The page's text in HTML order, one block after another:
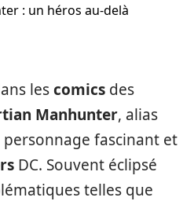
: un héros au-delà
lescomics des
Manhunter, alias
personnage fascinant et
DC. Souvent éclipsé
telles que